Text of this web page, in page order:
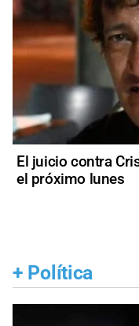
El juicio contra
el próximo lunes
+ Política